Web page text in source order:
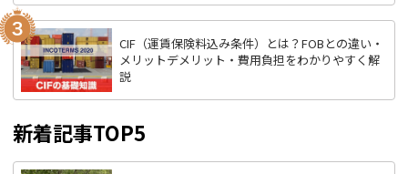
CIF（運賃保険料込み条件）とは？FOBとの違い・
メリットデメリット・費用負担をわかりやすく解
説
新着記事TOP5